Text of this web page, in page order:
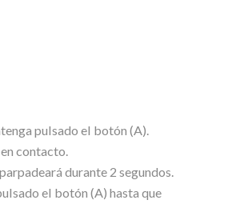
pulsado el botón (A).
contacto.
durante 2 segundos.
el botón (A) hasta que